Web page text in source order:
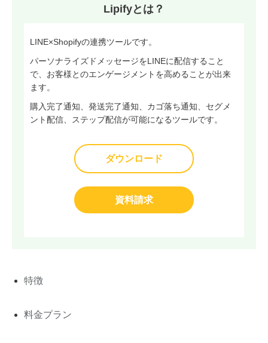
Lipifyとは？
LINE×Shopifyの連携ツールです。
パーソナライズドメッセージをLINEに配信すること
で、お客様とのエンゲージメントを高めることが出来
ます。
購入完了通知、発送完了通知、カゴ落ち通知、セグメ
ント配信、ステップ配信が可能になるツールです。
ダウンロード
資料請求
特徴
料金プラン